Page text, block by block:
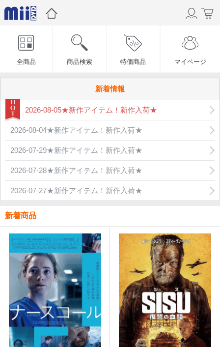
全商品 商品検索 特価商品 マイページ
新着情報
2026-08-05★新作アイテム！新作入荷★
2026-08-04★新作アイテム！新作入荷★
2026-07-29★新作アイテム！新作入荷★
2026-07-28★新作アイテム！新作入荷★
2026-07-27★新作アイテム！新作入荷★
新着商品